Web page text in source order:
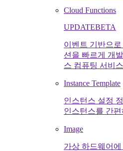
Cloud Functions
UPDATEBETA
이벤트 기반으로
션을 빠르게 개
스 컴퓨팅 서비스
Instance Template
인스턴스 설정
인스턴스를 간
Image
가상 하드웨어